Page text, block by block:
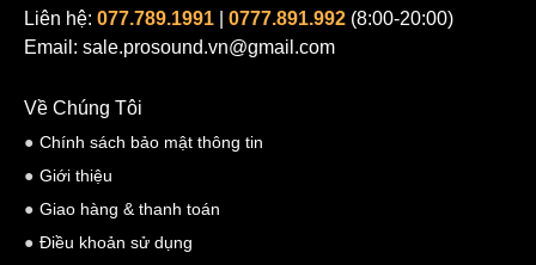
Dải cao (HF):Sử dụng công nghệ ống dẫn sóng độc quyền
HRW™ (Hyperbolic Reflective Wavesource), giúp kiểm soát
Dải trầm (LF):
(Phase Directivity Device), mang lại dải mid-low chắc chắn và
rõ nét.
Cấu trúc thùng loa:Thừa hưởng vật liệu Urethane co-
polymer với cấu trúc tổ ong siêu bền, siêu nhẹ từ dòng
Liên hệ: 077.789.1991 0777.891.992 (8:00-20:00)
Email: sale.prosound.vn@gmail.com
Về Chúng Tôi
Chính sách bảo mật thông tin
Giới thiệu
Giao hàng & thanh toán
Điều khoản sử dụng